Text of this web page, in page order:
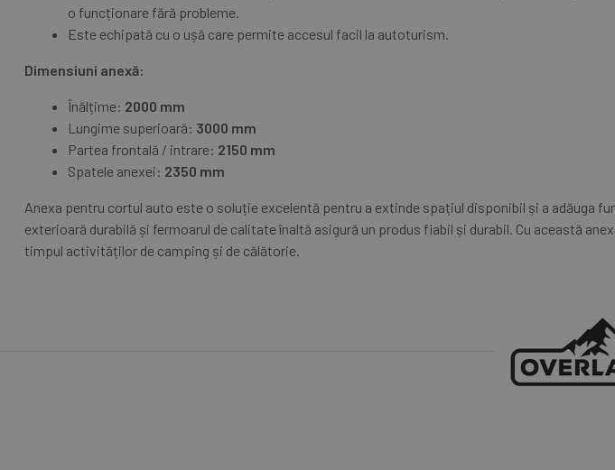
o funcționare fără probleme.
Este echipată cu o ușă care permite accesul facil la autoturism.
Dimensiuni anexă:
Înălțime: 2000 mm
Lungime superioară: 3000 mm
Partea frontală / intrare: 2150 mm
Spatele anexei: 2350 mm
Anexa pentru cortul auto este o soluție excelentă pentru a extinde spațiul disponibil și a
exterioară durabilă și fermoarul de calitate înaltă asigură un produs fiabil și durabil. Cu această
timpul activităților de camping și de călătorie.